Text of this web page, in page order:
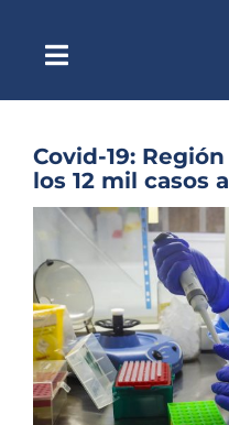
contenidoToggle
Navigation
Escuchar
Covid-19:
los 12 mil casos
más
grande